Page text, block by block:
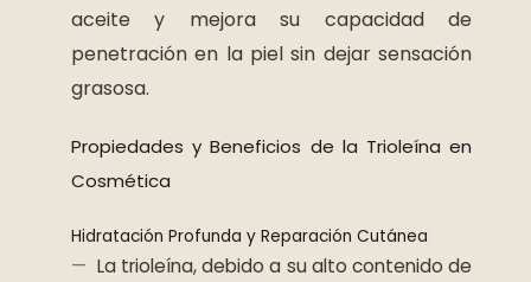
aceite y mejora su capacidad de
penetración en la piel sin dejar sensación
grasosa.
Propiedades y Beneficios de la Trioleína en
Cosmética
Hidratación Profunda y Reparación Cutánea
La trioleína, debido a su alto contenido de